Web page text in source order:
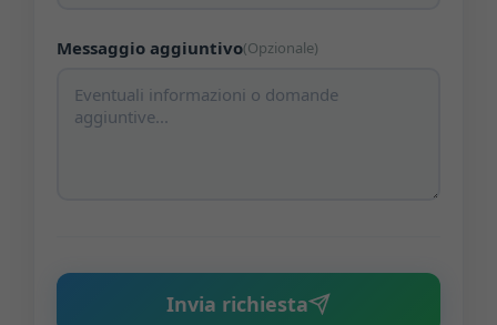
Messaggio aggiuntivo(Opzionale)
Invia richiesta